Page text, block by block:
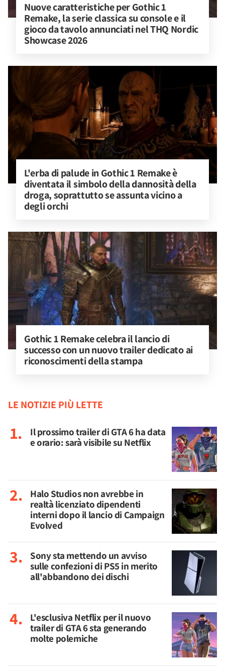
Nuove caratteristiche per Gothic 1
Remake, la serie classica su console e il
gioco da tavolo annunciati nel THQ Nordic
Showcase 2026
L'erba di palude in Gothic 1 Remake è
diventata il simbolo della dannosità della
droga, soprattutto se assunta vicino a
degli orchi
Gothic 1 Remake celebra il lancio di
successo con un nuovo trailer dedicato ai
riconoscimenti della stampa
LE NOTIZIE PIÙ LETTE
Il prossimo trailer di GTA 6 ha data
e orario: sarà visibile su Netflix
Halo Studios non avrebbe in
realtà licenziato dipendenti
interni dopo il lancio di Campaign
Evolved
Sony sta mettendo un avviso
sulle confezioni di PS5 in merito
all'abbandono dei dischi
L'esclusiva Netflix per il nuovo
trailer di GTA 6 sta generando
molte polemiche